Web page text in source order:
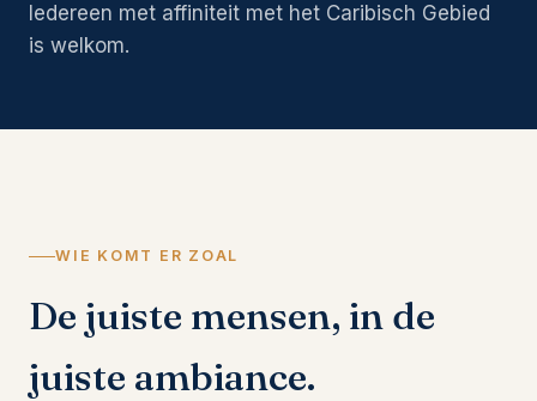
Iedereen met affiniteit met het Caribisch Gebied
is welkom.
WIE KOMT ER ZOAL
De juiste mensen, in de
juiste ambiance.